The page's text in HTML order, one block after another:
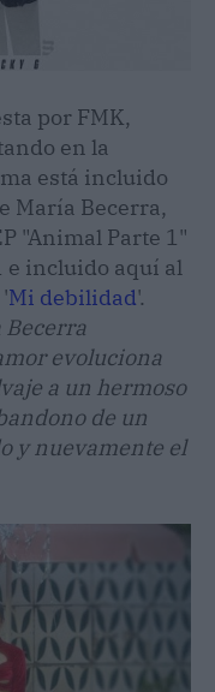
por FMK,
en la
está incluido
María Becerra,
"Animal Parte 1"
e incluido aquí al
Mi debilidad'.
Becerra
evoluciona
a un hermoso
de un
y nuevamente el